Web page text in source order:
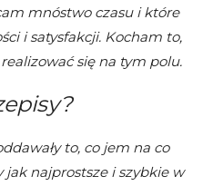
mnóstwo czasu i które
i satysfakcji. Kocham to,
się na tym polu.
to, co jem na co
jak najprostsze i szybkie w